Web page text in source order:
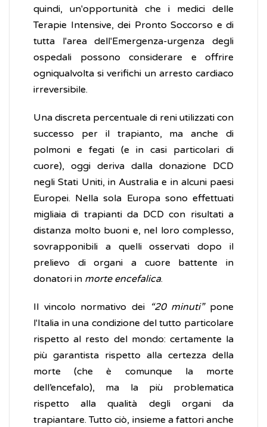
quindi, un'opportunità che i medici delle
Terapie Intensive, dei Pronto Soccorso e di
tutta l'area dell'Emergenza-urgenza degli
ospedali possono considerare e offrire
ogniqualvolta si verifichi un arresto cardiaco
irreversibile.
Una discreta percentuale di reni utilizzati con
successo per il trapianto, ma anche di
polmoni e fegati (e in casi particolari di
cuore), oggi deriva dalla donazione DCD
negli Stati Uniti, in Australia e in alcuni paesi
Europei. Nella sola Europa sono effettuati
migliaia di trapianti da DCD con risultati a
distanza molto buoni e, nel loro complesso,
sovrapponibili a quelli osservati dopo il
prelievo di organi a cuore battente in
donatori in morte encefalica.
Il vincolo normativo dei “20 minuti”pone
l'Italia in una condizione del tutto particolare
rispetto al resto del mondo: certamente la
più garantista rispetto alla certezza della
morte (che è comunque la morte
dell’encefalo), ma la più problematica
rispetto alla qualità degli organi da
trapiantare. Tutto ciò, insieme a fattori anche